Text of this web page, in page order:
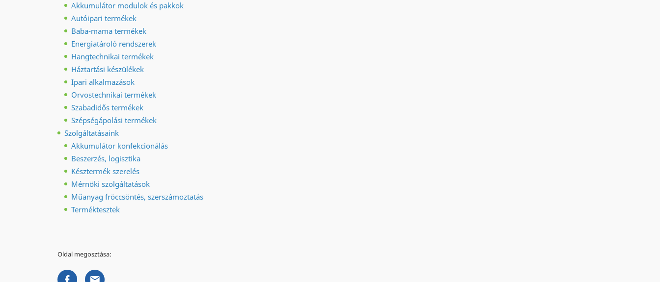
Akkumulátor modulok és pakkok
Autóipari termékek
Baba-mama termékek
Energiatároló rendszerek
Hangtechnikai termékek
Háztartási készülékek
Ipari alkalmazások
Orvostechnikai termékek
Szabadidős termékek
Szépségápolási termékek
Szolgáltatásaink
Akkumulátor konfekcionálás
Beszerzés, logisztika
Késztermék szerelés
Mérnöki szolgáltatások
Műanyag fröccsöntés, szerszámoztatás
Terméktesztek
Oldal megosztása: